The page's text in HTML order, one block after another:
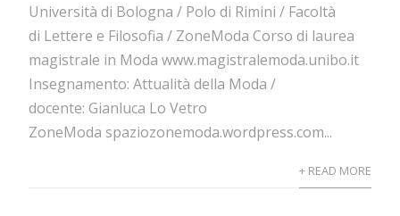
Università di Bologna / Polo di Rimini / Facoltà
di Lettere e Filosofia / ZoneModa Corso di laurea
magistrale in Moda www.magistralemoda.unibo.it
Insegnamento: Attualità della Moda /
docente: Gianluca Lo Vetro
ZoneModa spaziozonemoda.wordpress.com...
+ READ MORE